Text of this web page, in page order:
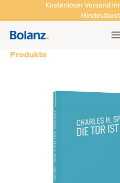
Kostenloser Versand
Produkte